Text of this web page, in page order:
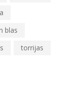
blas
torrijas